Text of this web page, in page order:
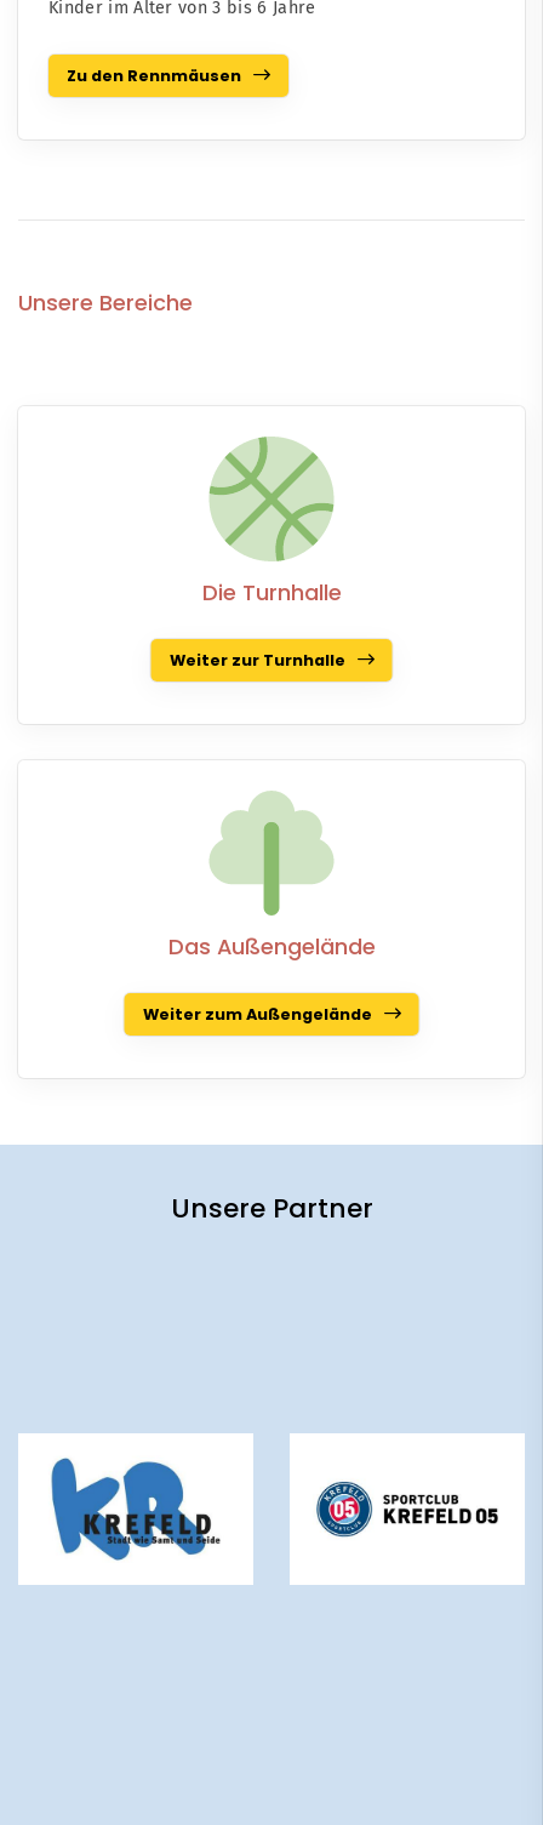
Kinder im Alter von 3 bis 6 Jahre
Zu den Rennmäusen
Unsere Bereiche
Die Turnhalle
Weiter zur Turnhalle
Das Außengelände
Weiter zum Außengelände
Unsere Partner